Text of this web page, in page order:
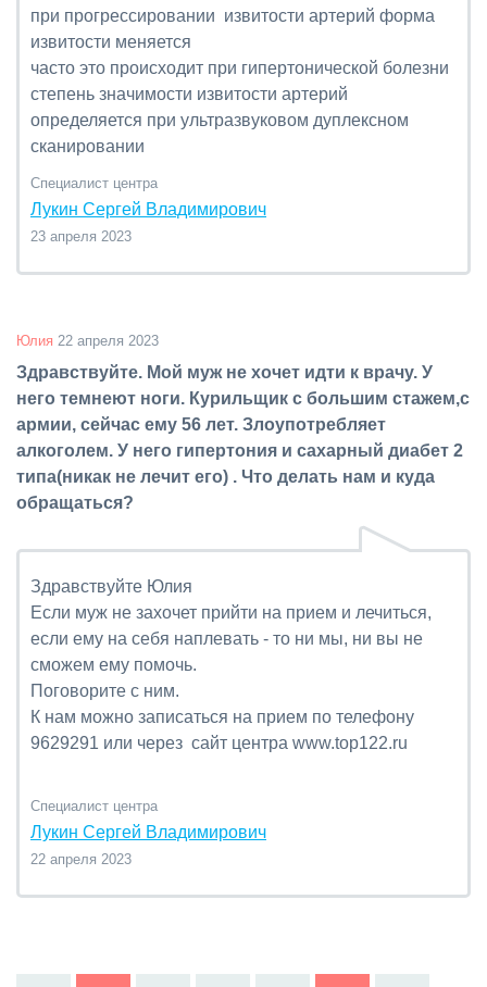
при прогрессировании извитости артерий форма
извитости меняется
часто это происходит при гипертонической болезни
степень значимости извитости артерий
определяется при ультразвуковом дуплексном
сканировании
Специалист центра
Лукин Сергей Владимирович
23 апреля 2023
Юлия 22 апреля 2023
Здравствуйте. Мой муж не хочет идти к врачу. У
него темнеют ноги. Курильщик с большим стажем,с
армии, сейчас ему 56 лет. Злоупотребляет
алкоголем. У него гипертония и сахарный диабет 2
типа(никак не лечит его) . Что делать нам и куда
обращаться?
Здравствуйте Юлия
Если муж не захочет прийти на прием и лечиться,
если ему на себя наплевать - то ни мы, ни вы не
сможем ему помочь.
Поговорите с ним.
К нам можно записаться на прием по телефону
9629291 или через сайт центра www.top122.ru
Специалист центра
Лукин Сергей Владимирович
22 апреля 2023